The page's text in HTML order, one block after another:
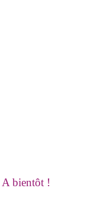
A bientôt !